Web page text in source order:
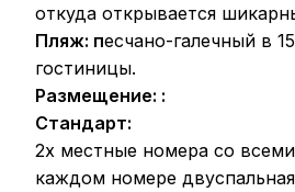
откуда открывается
Пляж: песчано-галечный в
гостиницы.
Размещение: :
Стандарт:
2х местные номера со
каждом номере